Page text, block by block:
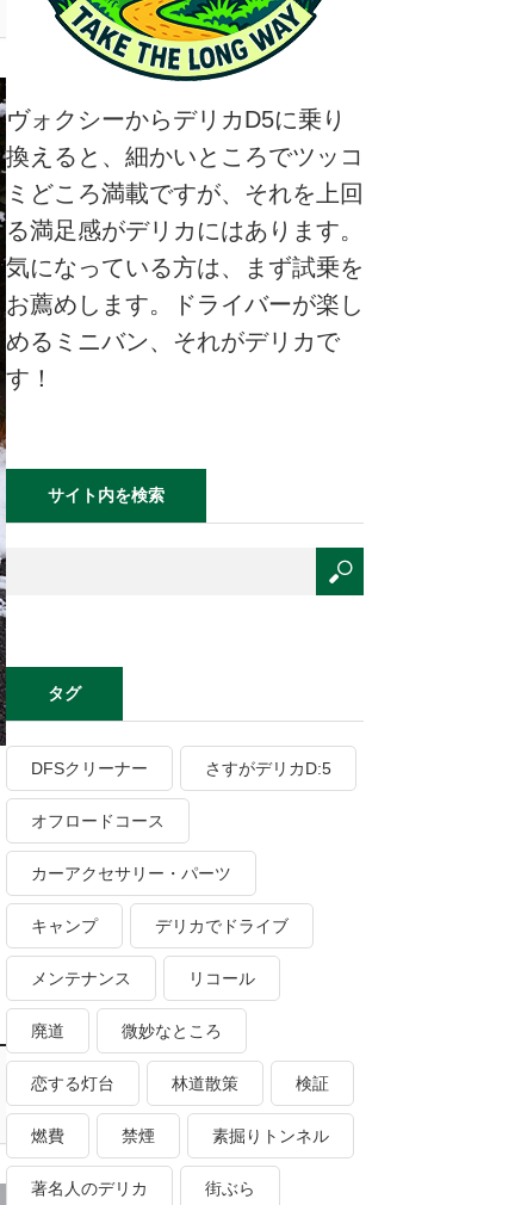
ヴォクシーからデリカD5に乗り
換えると、細かいところでツッコ
ミどころ満載ですが、それを上回
る満足感がデリカにはあります。
気になっている方は、まず試乗を
お薦めします。ドライバーが楽し
めるミニバン、それがデリカで
す！
サイト内を検索
タグ
DFSクリーナー さすがデリカD:5
オフロードコース
カーアクセサリー・パーツ
キャンプ デリカでドライブ
メンテナンス リコール
廃道 微妙なところ
恋する灯台 林道散策 検証
燃費 禁煙 素掘りトンネル
著名人のデリカ 街ぶら